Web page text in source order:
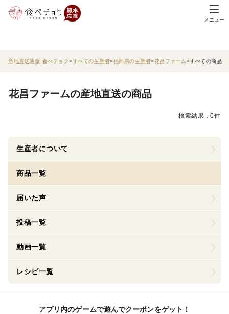
メニュー
産地直送通販 食べチョク すべての生産者 福岡県の生産者 花昌ファーム すべての商品
花昌ファームの産地直送の商品
検索結果：0件
生産者について
商品一覧
届いた声
投稿一覧
動画一覧
レシピ一覧
アプリ内のゲームで遊んでクーポンをゲット！